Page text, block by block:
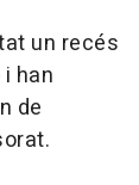
un recés
han
de